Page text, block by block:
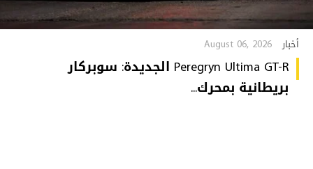
أخبار August 06, 2026
Peregryn Ultima GT-R الجديدة: سوبركار
بريطانية بمحرك...